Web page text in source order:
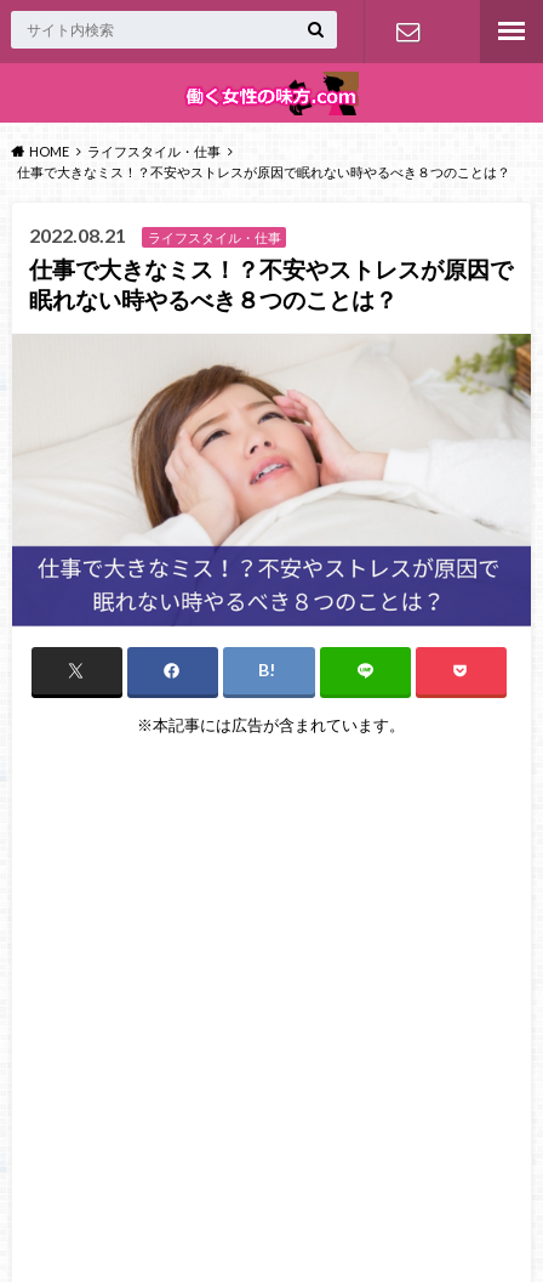
HOME
ライフスタイル・仕事
仕事で大きなミス！？不安やストレスが原因で眠れない時やるべき８つのことは？
2022.08.21 ライフスタイル・仕事
仕事で大きなミス！？不安やストレスが原因で
眠れない時やるべき８つのことは？
※本記事には広告が含まれています。